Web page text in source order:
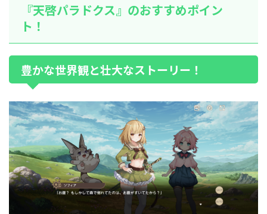
『天啓パラドクス』のおすすめポイン
ト！
豊かな世界観と壮大なストーリー！